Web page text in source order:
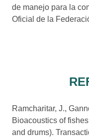
de manejo para la
Oficial de la
Ramcharitar, J.,
Bioacoustics of
and drums).